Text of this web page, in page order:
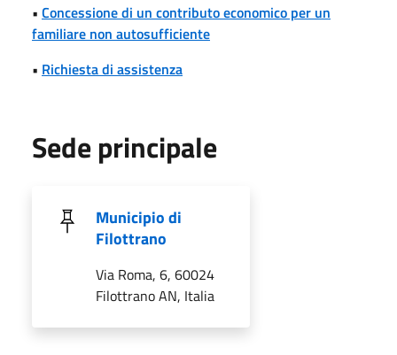
• Concessione di un contributo economico per un
familiare non autosufficiente
• Richiesta di assistenza
Sede principale
Municipio di
Filottrano
Via Roma, 6, 60024
Filottrano AN, Italia